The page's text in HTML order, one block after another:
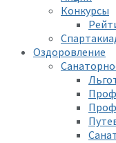
Конкурсы
Оздоровление